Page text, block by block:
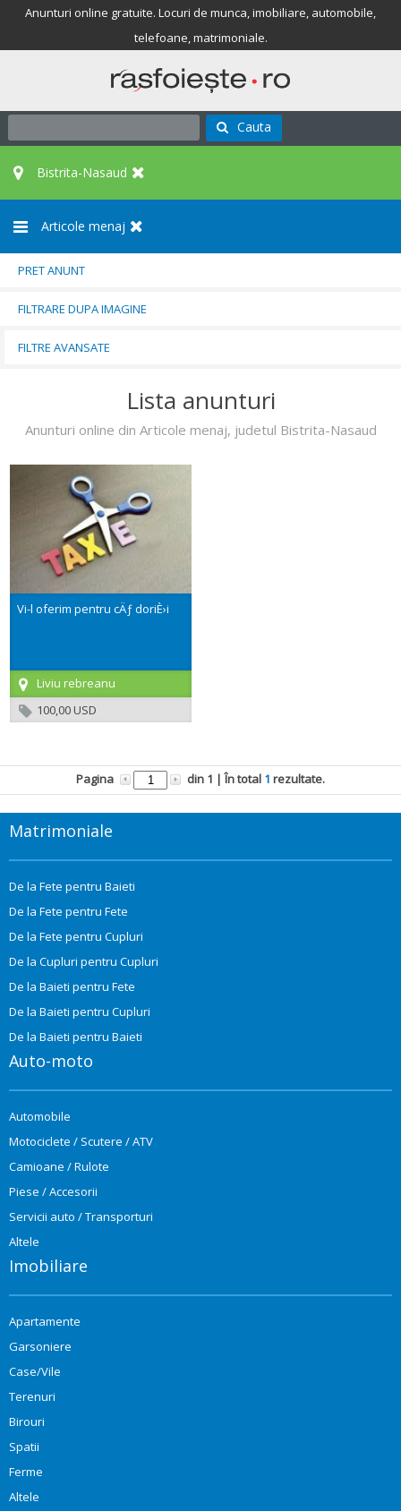
Anunturi online gratuite. Locuri de munca, imobiliare, automobile,
telefoane, matrimoniale.
Cauta
Bistrita-Nasaud
Articole menaj
PRET ANUNT
FILTRARE DUPA IMAGINE
FILTRE AVANSATE
Lista anunturi
Anunturi online din Articole menaj, judetul Bistrita-Nasaud
Vi-l oferim pentru cÄƒ doriÈ›i
Liviu rebreanu
100,00 USD
Pagina din 1 | În total 1 rezultate.
Matrimoniale
De la Fete pentru Baieti
De la Fete pentru Fete
De la Fete pentru Cupluri
De la Cupluri pentru Cupluri
De la Baieti pentru Fete
De la Baieti pentru Cupluri
De la Baieti pentru Baieti
Auto-moto
Automobile
Motociclete / Scutere / ATV
Camioane / Rulote
Piese / Accesorii
Servicii auto / Transporturi
Altele
Imobiliare
Apartamente
Garsoniere
Case/Vile
Terenuri
Birouri
Spatii
Ferme
Altele